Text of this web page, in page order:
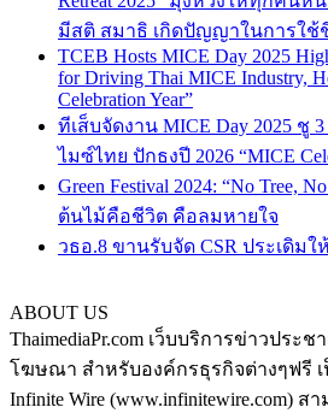
มีสติ สมาธิ เกิดปัญญาในการใช้
TCEB Hosts MICE Day 2025
for Driving Thai MICE Industry,
Celebration Year”
ทีเส็บจัดงาน MICE Day 2025 ชู
ไมซ์ไทย ปักธงปี 2026 “MICE
Green Festival 2024: “No Tree,
ต้นไม้คือชีวิต คือลมหายใจ
วธอ.8 ขานรับจัด CSR ประเดิมใ
ABOUT US
ThaimediaPr.com เว็บบริการข่าวปร
โฆษณา สำหรับองค์กรธุรกิจต่างๆฟรี เ
Infinite Wire (www.infinitewire.com) ส